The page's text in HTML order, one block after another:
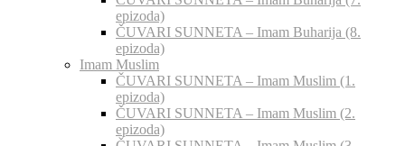
epizoda)
ČUVARI SUNNETA – Imam Buharija (8.
epizoda)
Imam Muslim
ČUVARI SUNNETA – Imam Muslim (1.
epizoda)
ČUVARI SUNNETA – Imam Muslim (2.
epizoda)